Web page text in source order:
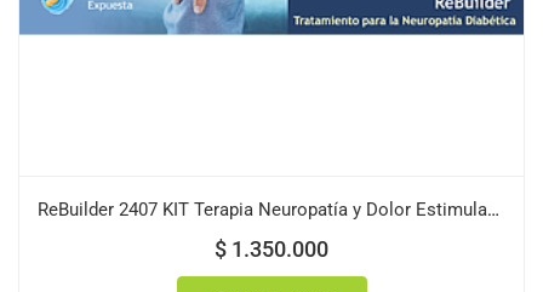
ReBuilder 2407 KIT Terapia Neuropatía y Dolor Estimulador Electrónico
$ 1.350.000